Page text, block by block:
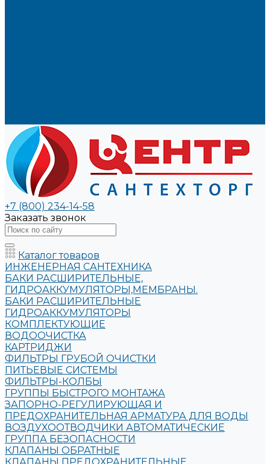
+7 (800) 234-14-58
Заказать звонок
Каталог товаров
ИНЖЕНЕРНАЯ САНТЕХНИКА
БАКИ РАСШИРИТЕЛЬНЫЕ,
ГИДРОАККУМУЛЯТОРЫ,МЕМБРАНЫ.
БАКИ РАСШИРИТЕЛЬНЫЕ
ГИДРОАККУМУЛЯТОРЫ
КОМПЛЕКТУЮЩИЕ
ВОДООЧИСТКА
КАРТРИДЖИ
ФИЛЬТРЫ ГРУБОЙ ОЧИСТКИ
ПИТЬЕВЫЕ СИСТЕМЫ
ФИЛЬТРЫ-КОЛБЫ
ГРУППЫ БЫСТРОГО МОНТАЖА
ЗАПОРНО-РЕГУЛИРУЮЩАЯ И
ПРЕДОХРАНИТЕЛЬНАЯ АРМАТУРА ДЛЯ ВОДЫ
ВОЗДУХООТВОДЧИКИ АВТОМАТИЧЕСКИЕ
ГРУППА БЕЗОПАСНОСТИ
КЛАПАНЫ ОБРАТНЫЕ